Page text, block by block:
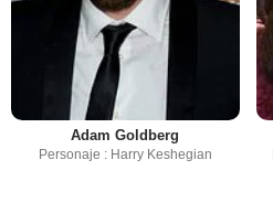
Adam Goldberg
Personaje : Harry Keshegian